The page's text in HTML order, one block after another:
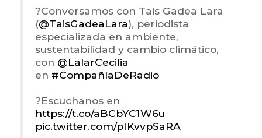
?Conversamos con Tais Gadea Lara
(@TaisGadeaLara), periodista
especializada en ambiente,
sustentabilidad y cambio climático,
con @LalarCecilia
en #CompañíaDeRadio
?Escuchanos en
https://t.co/aBCbYC1W6u
pic.twitter.com/pIKvvpSaRA